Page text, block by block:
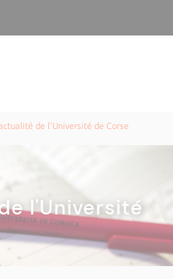
de l'Université de Corse
l'Université